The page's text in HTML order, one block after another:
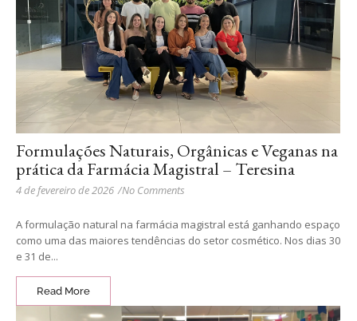
Formulações Naturais, Orgânicas e Veganas na
prática da Farmácia Magistral – Teresina
4 de fevereiro de 2026 /No Comments
A formulação natural na farmácia magistral está ganhando espaço
como uma das maiores tendências do setor cosmético. Nos dias 30
e 31 de...
Read More